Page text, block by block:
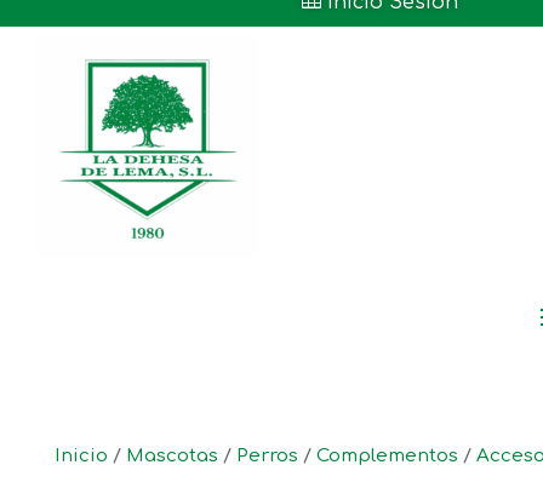
Inicio / Mascotas / Perros / Complementos /